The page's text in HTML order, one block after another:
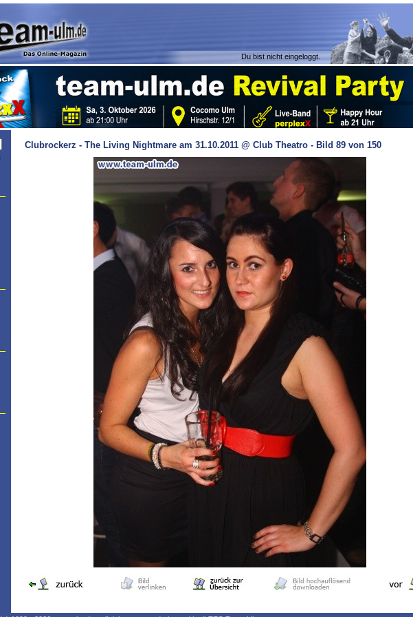
Du bist nicht eingeloggt.
Clubrockerz - The Living Nightmare am 31.10.2011 @ Club Theatro - Bild 89 von 150